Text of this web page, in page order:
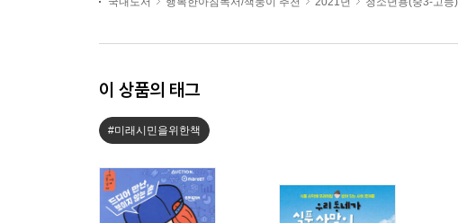
이 상품의 태그
#미래시민을위한책